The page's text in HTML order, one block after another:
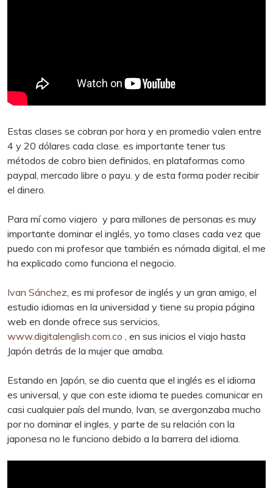
Estas clases se cobran por hora y en promedio valen entre
4 y 20 dólares cada clase. es importante tener tus
métodos de cobro bien definidos, en plataformas como
paypal, mercado libre o payu. y de esta forma poder recibir
el dinero.
Para mí como viajero y para millones de personas es muy
importante dominar el inglés, yo tomo clases cada vez que
puedo con mi profesor que también es nómada digital, el me
ha explicado como funciona el negocio.
Ivan Sánchez, es mi profesor de inglés y un gran amigo, el
estudio idiomas en la universidad y tiene su propia página
web en donde ofrece sus servicios,
www.digitalenglish.com.co , en sus inicios el viajo hasta
Japón detrás de la mujer que amaba.
Estando en Japón, se dio cuenta que el inglés es el idioma
es universal, y que con este idioma te puedes comunicar en
casi cualquier país del mundo, Ivan, se avergonzaba mucho
por no dominar el ingles, y parte de su relación con la
japonesa no le funciono debido a la barrera del idioma.